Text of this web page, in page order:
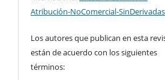
Atribución-NoComercial-
Los autores que publican en esta
están de acuerdo con los siguientes
términos: